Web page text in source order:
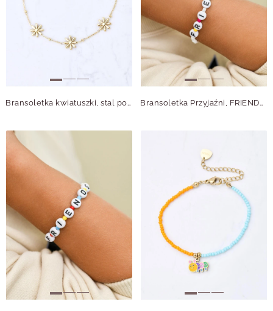
Bransoletka kwiatuszki, stal pozłacana S109960Z00 Bransoletka Przyjaźni, FRIENDS, stal pozłacana, S110353Z07